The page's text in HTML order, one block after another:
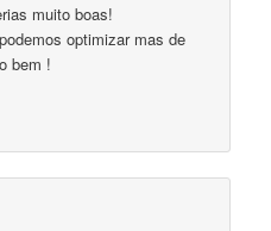
muito boas!
optimizar mas de
bem !